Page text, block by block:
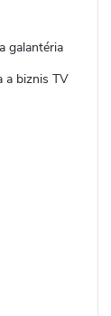
galantéria
a biznis TV